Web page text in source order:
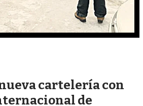
cartelería con
de